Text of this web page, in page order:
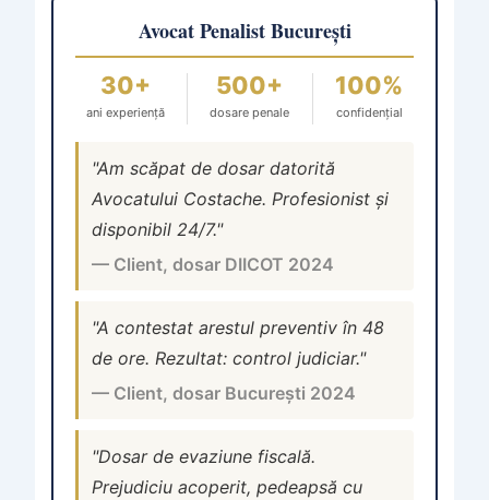
Avocat Penalist București
30+
ani experiență
500+
dosare penale
100%
confidențial
"Am scăpat de dosar datorită
Avocatului Costache. Profesionist și
disponibil 24/7."
— Client, dosar DIICOT 2024
"A contestat arestul preventiv în 48
de ore. Rezultat: control judiciar."
— Client, dosar București 2024
"Dosar de evaziune fiscală.
Prejudiciu acoperit, pedeapsă cu